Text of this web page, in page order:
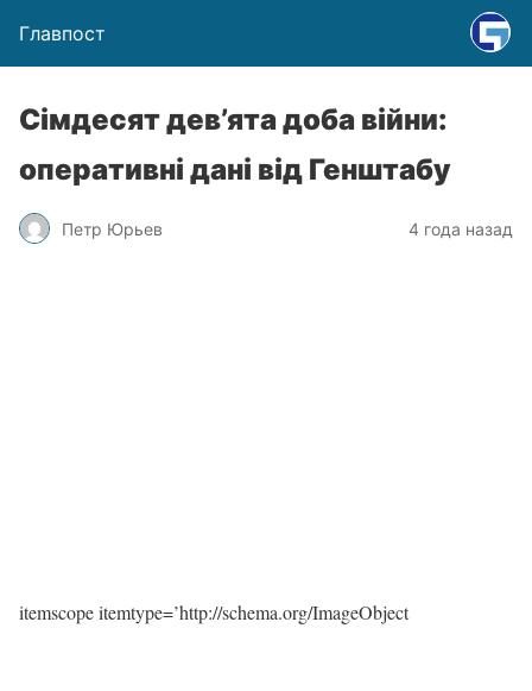
Главпост
Сімдесят дев’ята доба війни:
оперативні дані від Генштабу
Петр Юрьев 4 года назад
itemscope itemtype=’http://schema.org/ImageObject